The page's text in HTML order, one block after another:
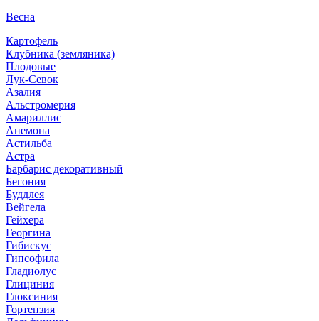
Весна
Картофель
Клубника (земляника)
Плодовые
Лук-Севок
Азалия
Альстромерия
Амариллис
Анемона
Астильба
Астра
Барбарис декоративный
Бегония
Буддлея
Вейгела
Гейхера
Георгина
Гибискус
Гипсофила
Гладиолус
Глициния
Глоксиния
Гортензия